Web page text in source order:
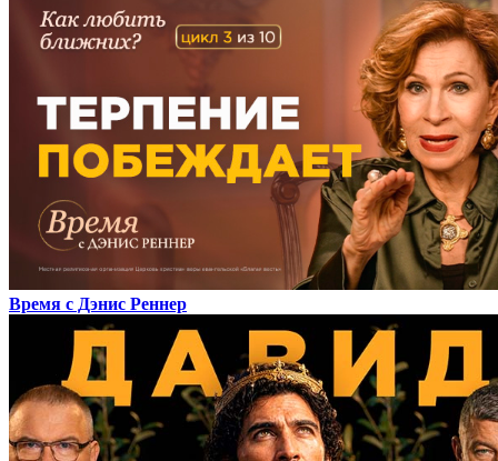
Время с Дэнис Реннер